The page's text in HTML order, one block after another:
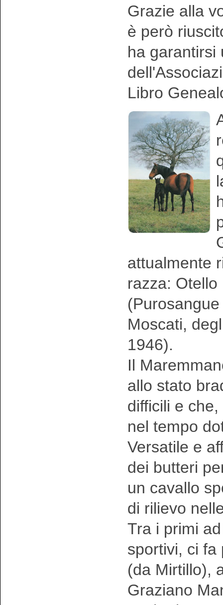
Grazie alla
è però
ha garantirsi
Libro
attualmente
razza:
Moscati,
1946).
Il
allo stato
difficili e
nel tempo
Versatile e
dei butteri
un cavallo
di rilievo
Tra i primi
sportivi, ci fa
(da Mirtillo),
Graziano